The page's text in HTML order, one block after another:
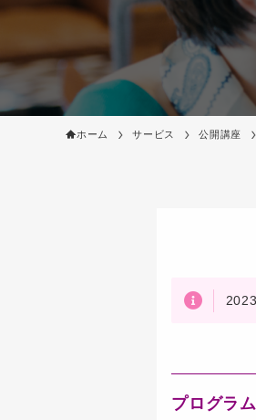
ホーム サービス 公開講座
プログラ